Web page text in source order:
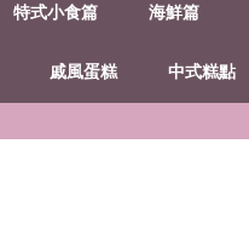
特式小食篇 海鮮篇
戚風蛋糕 中式糕點